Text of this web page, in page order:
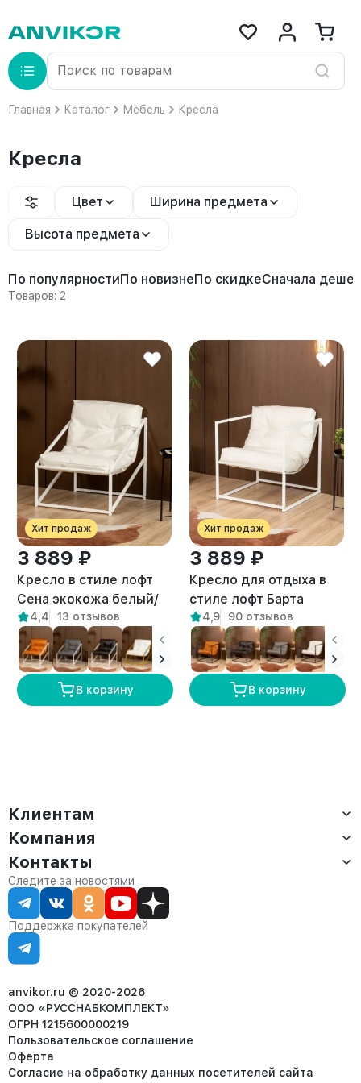
Главная Каталог Мебель Кресла
Кресла
Цвет Ширина предмета
Высота предмета
По популярностиПо новизнеПо скидкеСначала
Товаров: 2
Хит продаж
3 889 ₽
Кресло в стиле лофт
Сена экокожа белый/
белый
4,4 13 отзывов
В корзину
Хит продаж
3 889 ₽
Кресло для отдыха в
стиле лофт Барта
белый/белый
4,9 90 отзывов
В корзину
Клиентам
Доставка
Оплата
Сервис
Статус заказа
Статьи
Компания
О компании
Контакты
Партнёрам
Контакты
Отдел продаж:
8 (800) 234-22-62
corp@anvikor.ru
Ежедневно, с 7:00-19:00 (МСК)
Отдел рекламации:
8 (953) 455-25-61
Следите за новостями
Поддержка покупателей
anvikor.ru © 2020-2026
ООО «РУССНАБКОМПЛЕКТ»
ОГРН 1215600000219
Пользовательское соглашение
Оферта
Согласие на обработку данных посетителей сайта